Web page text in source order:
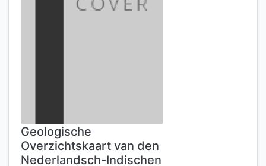
Geologische
Overzichtskaart van den
Nederlandsch-Indischen